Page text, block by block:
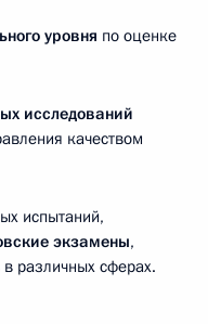
уровня по оценке
исследований
качеством
испытаний,
экзамены,
в различных сферах.